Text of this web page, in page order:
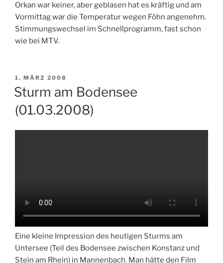
Orkan war keiner, aber geblasen hat es kräftig und am
Vormittag war die Temperatur wegen Föhn angenehm.
Stimmungswechsel im Schnellprogramm, fast schon
wie bei MTV.
VERÖFFENTLICHT
AM
1. MÄRZ 2008
Sturm am Bodensee
(01.03.2008)
Eine kleine Impression des heutigen Sturms am
Untersee (Teil des Bodensee zwischen Konstanz und
Stein am Rhein) in Mannenbach. Man hätte den Film